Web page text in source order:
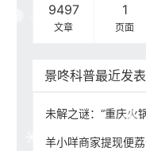
9497
文章
1
页面
景咚科普最近发表